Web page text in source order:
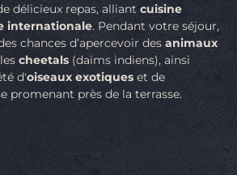
délicieux repas, alliant cuisine
internationale. Pendant votre séjour,
chances d’apercevoir des animaux
cheetals (daims indiens), ainsi
d'oiseaux exotiques et de
promenant près de la terrasse.